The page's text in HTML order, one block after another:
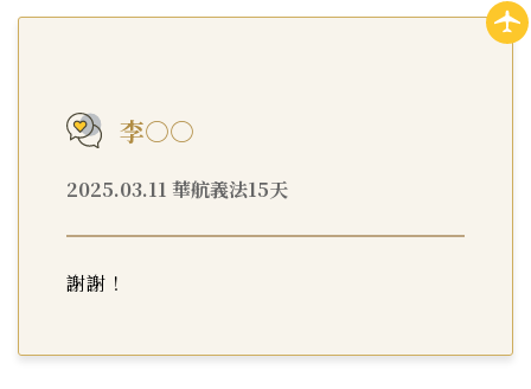
李○○
2025.03.11 華航義法15天
謝謝！